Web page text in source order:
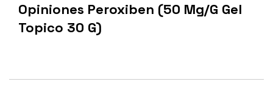
Opiniones Peroxiben (50 Mg/G Gel
Topico 30 G)